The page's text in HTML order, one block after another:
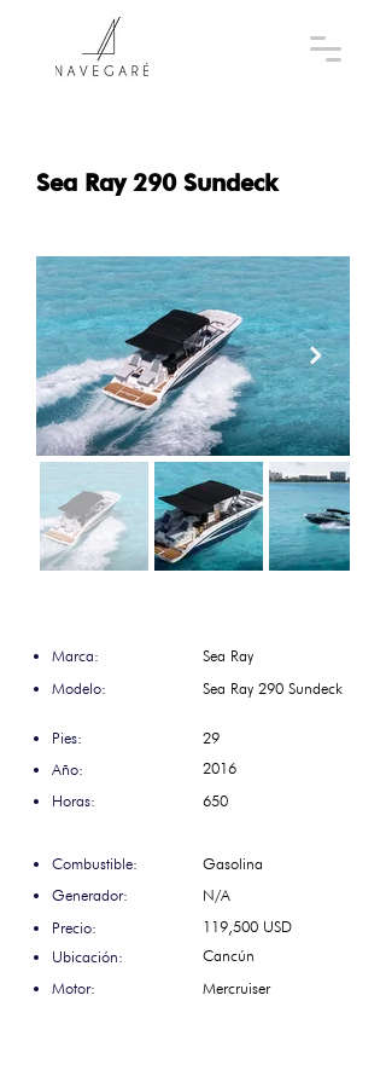
Sea Ray 290 Sundeck
Marca:
Sea Ray
Modelo:
Sea Ray 290 Sundeck
Pies:
29
Año:
2016
Horas:
650
Combustible:
Gasolina
Generador:
N/A
Precio:
119,500 USD
Ubicación:
Cancún
Motor:
Mercruiser